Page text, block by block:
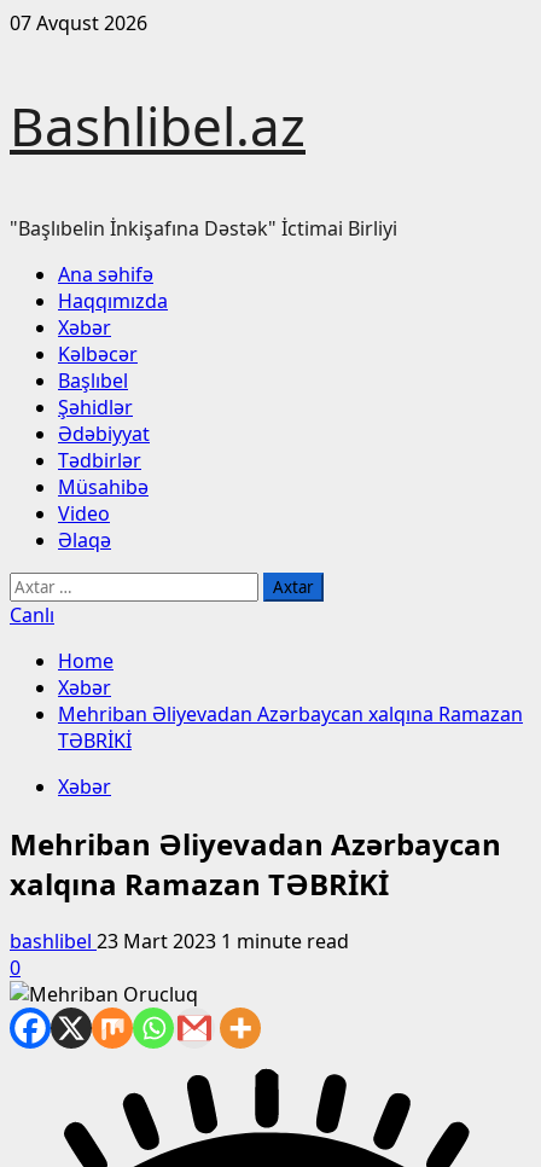
Skip
07 Avqust 2026
Bashlibel.az
"Başlıbelin İnkişafına Dəstək" İctimai Birliyi
Primary
Menu
Ana səhifə
Haqqımızda
Xəbər
Kəlbəcər
Başlıbel
Şəhidlər
Ədəbiyyat
Tədbirlər
Müsahibə
Video
Əlaqə
Axtarış:
Canlı
Home
Xəbər
Mehriban Əliyevadan Azərbaycan xalqına Ramazan
TƏBRİKİ
Xəbər
Mehriban Əliyevadan Azərbaycan
xalqına Ramazan TƏBRİKİ
bashlibel 23 Mart 2023 1 minute read
0